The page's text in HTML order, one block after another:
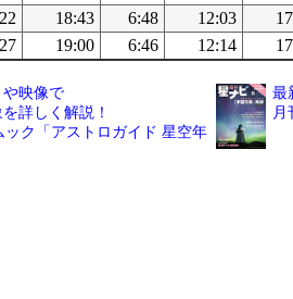
18:43 6:48 12:03
19:00 6:46 12:14
映像で
詳しく解説！
ック「アストロガイド 星空年
最
月